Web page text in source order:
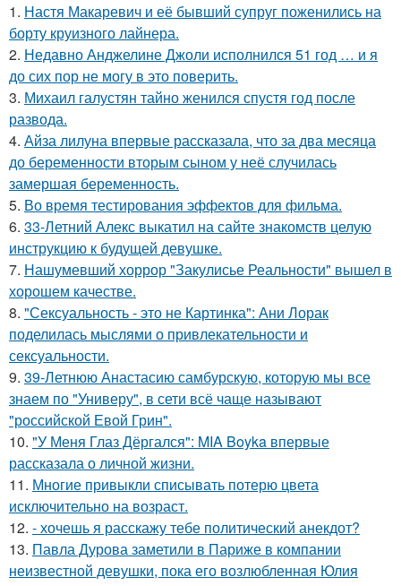
1. Настя Макаревич и её бывший супруг поженились на
борту круизного лайнера.
2. Недавно Анджелине Джоли исполнился 51 год … и я
до сих пор не могу в это поверить.
3. Михаил галустян тайно женился спустя год после
развода.
4. Айза лилуна впервые рассказала, что за два месяца
до беременности вторым сыном у неё случилась
замершая беременность.
5. Во время тестирования эффектов для фильма.
6. 33-Летний Алекс выкатил на сайте знакомств целую
инструкцию к будущей девушке.
7. Нашумевший хоррор "Закулисье Реальности" вышел в
хорошем качестве.
8. "Сексуальность - это не Картинка": Ани Лорак
поделилась мыслями о привлекательности и
сексуальности.
9. 39-Летнюю Анастасию самбурскую, которую мы все
знаем по "Универу", в сети всё чаще называют
"российской Евой Грин".
10. "У Меня Глаз Дёргался": MIA Boyka впервые
рассказала о личной жизни.
11. Многие привыкли списывать потерю цвета
исключительно на возраст.
12. - хочешь я расскажу тебе политический анекдот?
13. Павла Дурова заметили в Париже в компании
неизвестной девушки, пока его возлюбленная Юлия